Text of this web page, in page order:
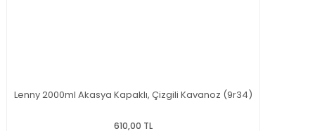
Lenny 2000ml Akasya Kapaklı, Çizgili Kavanoz (9r34)
610,00 TL